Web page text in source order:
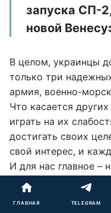
запуска CП-
новой
В целом, украинцы
только три
армия, военно-
Что касается
играть на их
достигать своих
свой интерес, и
И для нас главное –
за счет наших
их проблемы.
ГЛАВНАЯ TELEGRAM